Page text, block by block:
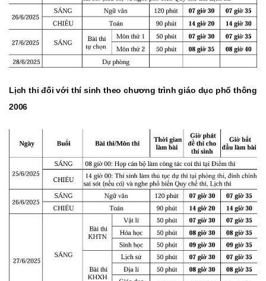
Lịch thi đối với thí sinh theo chương trình giáo dục phổ thông
2006